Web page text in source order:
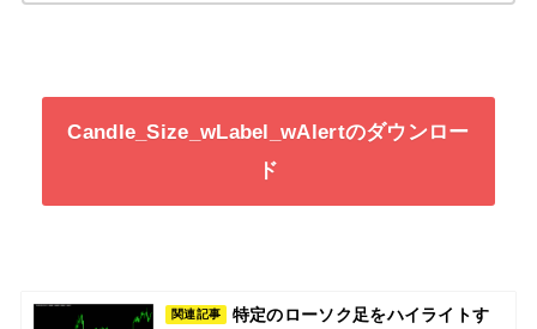
Candle_Size_wLabel_wAlertのダウンロー
ド
関連記事
特定のローソク足をハイライトす